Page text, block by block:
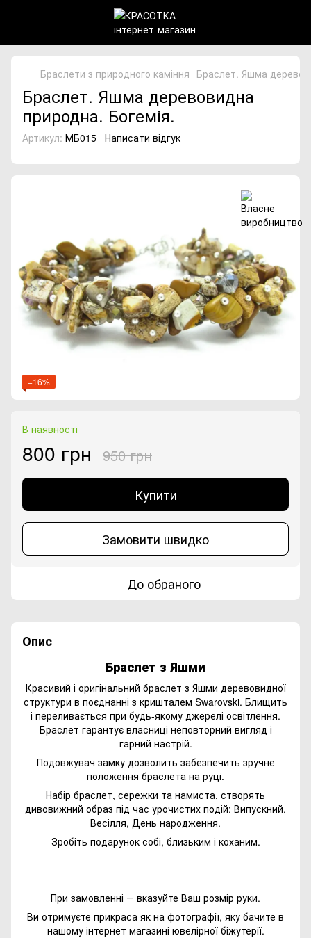
Браслети з природного каміння Браслет. Яшма
Браслет. Яшма деревовидна
природна. Богемія.
Артикул: МБ015 Написати відгук
−16%
В наявності
800 грн 950 грн
Купити
Замовити швидко
До обраного
Опис
Браслет з Яшми
Красивий і оригінальний браслет з Яшми деревовидної
структури в поєднанні з кришталем Swarovski. Блищить
і переливається при будь-якому джерелі освітлення.
Браслет гарантує власниці неповторний вигляд і
гарний настрій.
Подовжувач замку дозволить забезпечить зручне
положення браслета на руці.
Набір браслет, сережки та намиста, створять
дивовижний образ під час урочистих подій: Випускний,
Весілля, День народження.
Зробіть подарунок собі, близьким і коханим.
При замовленні ― вказуйте Ваш розмір руки.
Ви отримуєте прикраса як на фотографії, яку бачите в
нашому інтернет магазині ювелірної біжутерії.